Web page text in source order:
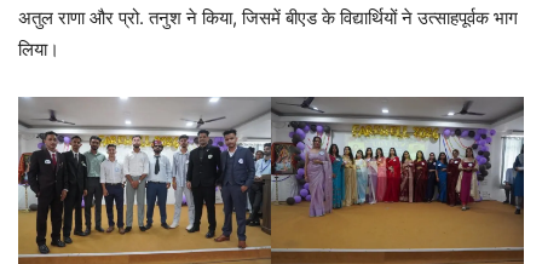
अतुल राणा और प्रो. तनुश ने किया, जिसमें बीएड के विद्यार्थियों ने उत्साहपूर्वक भाग
लिया।